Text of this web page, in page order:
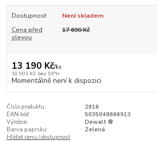
Dostupnost
Není skladem
Cena před
slevou
17 690 Kč
13 190 Kč/ks
10 901 Kč bez DPH
Momentálně není k dispozici
Číslo produktu:
2916
EAN kód:
5035048666913
Výrobce:
Dewalt ®
Barva paprsku:
Zelená
Hlídat cenu / dostupnost